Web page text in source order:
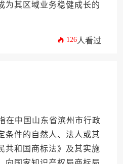
为其区域业务稳健成长的
126人看过
中国山东省滨州市行政
条件的自然人、法人或其
共和国商标法》及其实施